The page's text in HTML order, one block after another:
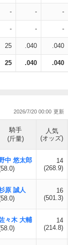
- - -
- - -
25 .040 .040
25 .040 .040
2026/7/20 00:00
騎手
(斤量)
人気
(オッズ)
中 悠太郎
14
(268.9)
原 誠人
16
(501.3)
々木 大輔
14
(214.8)